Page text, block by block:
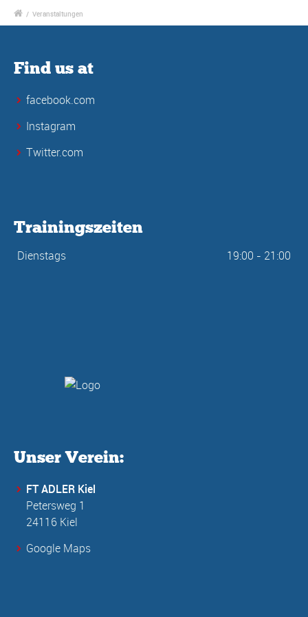
/ Veranstaltungen
Find us at
facebook.com
Instagram
Twitter.com
Trainingszeiten
Dienstags 19:00 - 21:00
Unser Verein:
FT ADLER Kiel
Petersweg 1
24116 Kiel
Google Maps